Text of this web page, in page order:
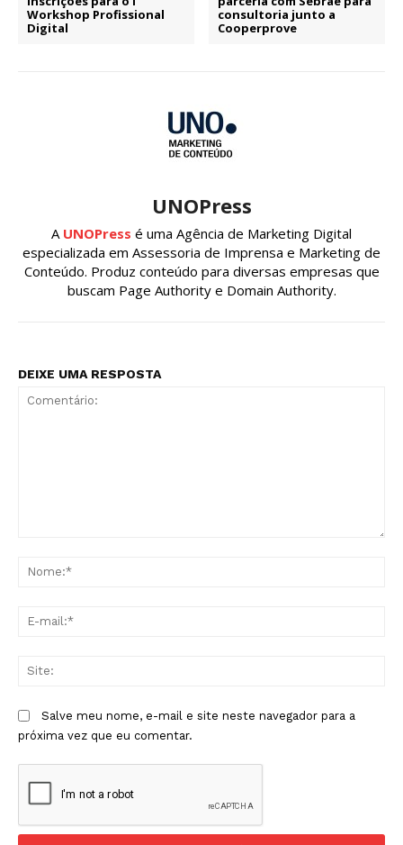
Workshop Profissional
Digital
consultoria junto a
Cooperprove
UNOPress
A UNOPress é uma Agência de Marketing Digital
especializada em Assessoria de Imprensa e Marketing de
Conteúdo. Produz conteúdo para diversas empresas que
buscam Page Authority e Domain Authority.
DEIXE UMA RESPOSTA
Salve meu nome, e-mail e site neste navegador para a
próxima vez que eu comentar.